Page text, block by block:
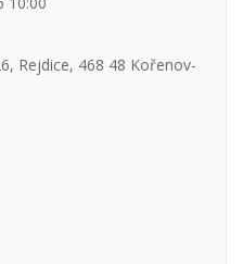
Rejdice, 468 48 Kořenov-